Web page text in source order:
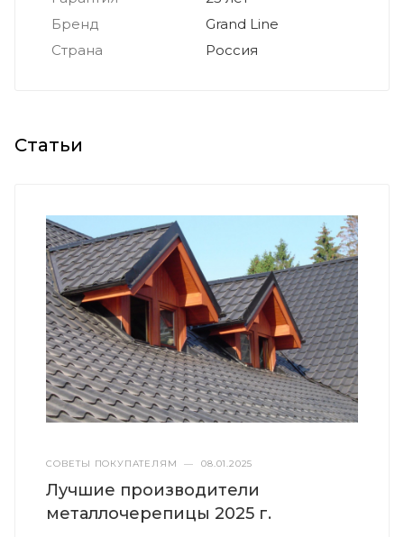
Бренд
Grand Line
Страна
Россия
Статьи
СОВЕТЫ ПОКУПАТЕЛЯМ — 08.01.2025
Лучшие производители
металлочерепицы 2025 г.